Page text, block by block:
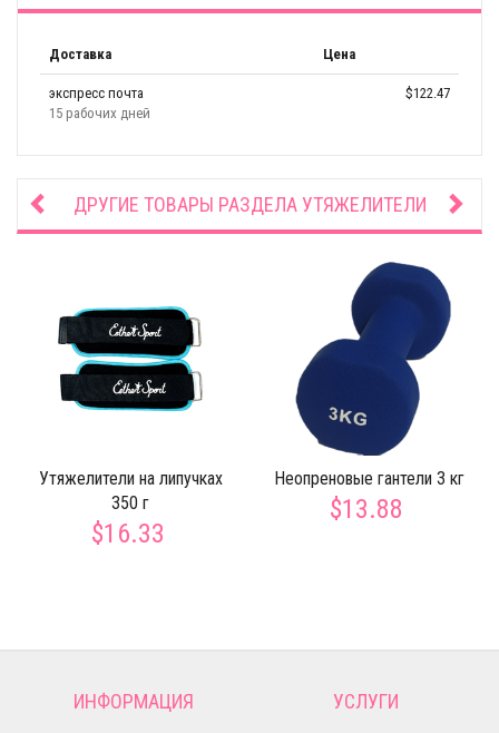
Доставка Цена
экспресс почта
15 рабочих дней
$122.47
ДРУГИЕ ТОВАРЫ РАЗДЕЛАУТЯЖЕЛИТЕЛИ
Утяжелители на липучках
350 г
$16.33
Неопреновые гантели 3 кг
$13.88
ИНФОРМАЦИЯ УСЛУГИ